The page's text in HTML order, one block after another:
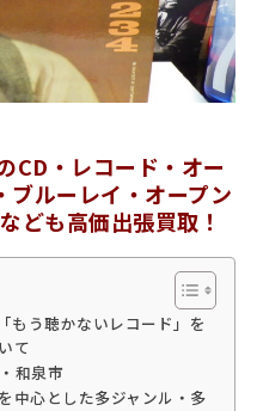
CD・レコード・オー
ブルーレイ・オープン
ども高価出張買取！
う聴かないレコード」を
て
和泉市
中心とした多ジャンル・多